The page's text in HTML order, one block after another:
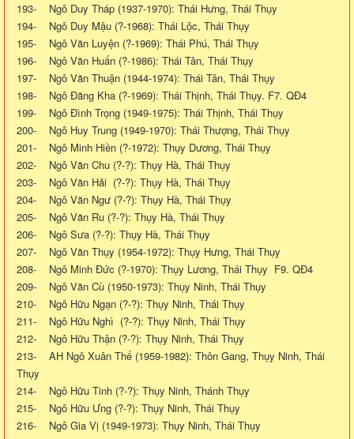
193- Ngô Duy Tháp (1937-1970): Thái Hưng, Thái Thụy
194- Ngô Duy Mậu (?-1968): Thái Lộc, Thái Thụy
195- Ngô Văn Luyện (?-1969): Thái Phú, Thái Thụy
196- Ngô Văn Huấn (?-1986): Thái Tân, Thái Thụy
197- Ngô Văn Thuận (1944-1974): Thái Tân, Thái Thụy
198- Ngô Đăng Kha (?-1969): Thái Thịnh, Thái Thụy. F7. QĐ4
199- Ngô Đình Trọng (1949-1975): Thái Thịnh, Thái Thụy
200- Ngô Huy Trung (1949-1970): Thái Thượng, Thái Thụy
201- Ngô Minh Hiền (?-1972): Thụy Dương, Thái Thụy
202- Ngô Văn Chu (?-?): Thụy Hà, Thái Thụy
203- Ngô Văn Hải (?-?): Thụy Hà, Thái Thụy
204- Ngô Văn Ngư (?-?): Thụy Hà, Thái Thụy
205- Ngô Văn Ru (?-?): Thụy Hà, Thái Thụy
206- Ngô Sưa (?-?): Thụy Hà, Thái Thụy
207- Ngô Văn Thụy (1954-1972): Thụy Hưng, Thái Thụy
208- Ngô Minh Đức (?-1970): Thụy Lương, Thái Thụy F9. QĐ4
209- Ngô Văn Cù (1950-1973): Thụy Ninh, Thái Thụy
210- Ngô Hữu Ngạn (?-?): Thụy Ninh, Thái Thụy
211- Ngô Hữu Nghì (?-?): Thụy Ninh, Thái Thụy
212- Ngô Hữu Thận (?-?): Thụy Ninh, Thái Thụy
213- AH Ngô Xuân Thế (1959-1982): Thôn Gang, Thụy Ninh, Thái
Thụy
214- Ngô Hữu Tinh (?-?): Thụy Ninh, Thánh Thụy
215- Ngô Hữu Ưng (?-?): Thụy Ninh, Thái Thụy
216- Ngô Gia Vị (1949-1973): Thụy Ninh, Thái Thụy